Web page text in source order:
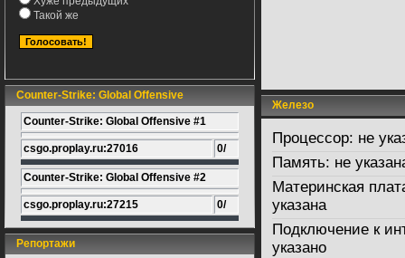
Такой же
Counter-Strike: Global Offensive
Counter-Strike: Global Offensive #1
csgo.proplay.ru:27016 0/
Counter-Strike: Global Offensive #2
csgo.proplay.ru:27215 0/
Репортажи
Железо
Процессор: не
Память: не
Материнская
указана
Подключение к
указано